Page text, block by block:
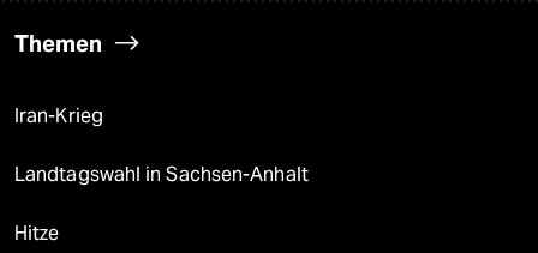
Themen
Iran-Krieg
Landtagswahl in Sachsen-Anhalt
Hitze